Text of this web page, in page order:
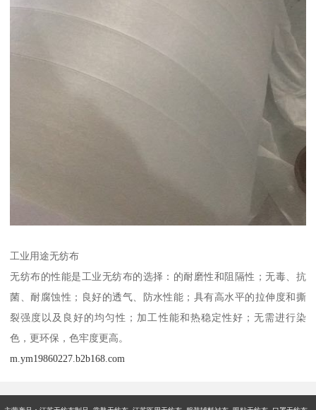
工业用途无纺布
无纺布的性能是工业无纺布的选择：的耐磨性和阻隔性；无毒、抗
菌、耐腐蚀性；良好的透气、防水性能；具有高水平的拉伸度和撕
裂强度以及良好的均匀性；加工性能和热稳定性好；无需进行染
色，更环保，色牢度更高。
m.ym19860227.b2b168.com